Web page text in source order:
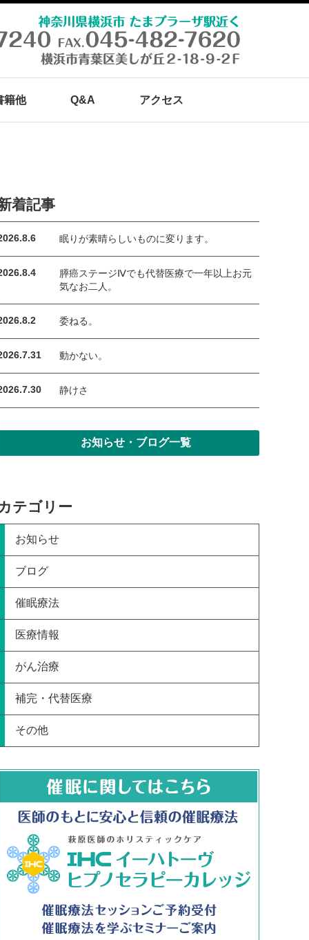
籍他 Q&A アクセス
着記事
眠りが素晴らしいものに変ります。
膵癌ステージⅣでも代替医療で一年以上お元
気なお二人。
委ねる。
動かない。
静けさ
お知らせ・ブログ一覧
テゴリー
お知らせ
ブログ
催眠療法
医療情報
がん治療
補完・代替医療
その他